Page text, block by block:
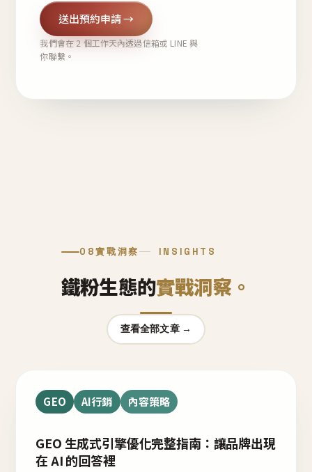
送出預約申請 →
我們會在 2 個工作天內透過信箱或 LINE 與
你聯繫。
08實戰洞察 INSIGHTS
鐵粉生態的實戰洞察。
查看全部文章 →
GEO AI行銷 內容策略
GEO 生成式引擎優化完整指南：讓品牌出現
在 AI 的回答裡